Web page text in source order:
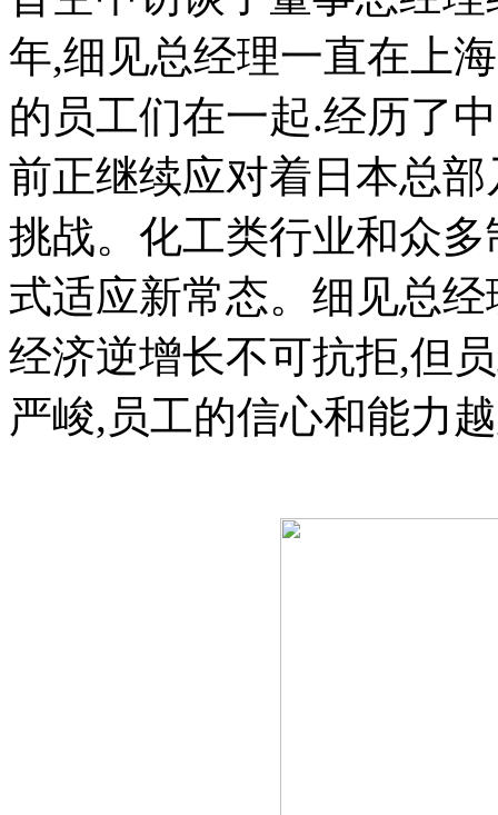
年,细见总经理一直在上
的员工们在一起.经历了
前正继续应对着日本总
挑战。化工类行业和众
式适应新常态。细见总
经济逆增长不可抗拒,但
严峻,员工的信心和能力